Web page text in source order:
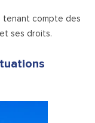
tenant compte des
ses droits.